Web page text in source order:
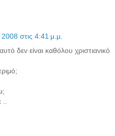
στις 4:41 μ.μ.
δεν είναι καθόλου χριστιανικό
..